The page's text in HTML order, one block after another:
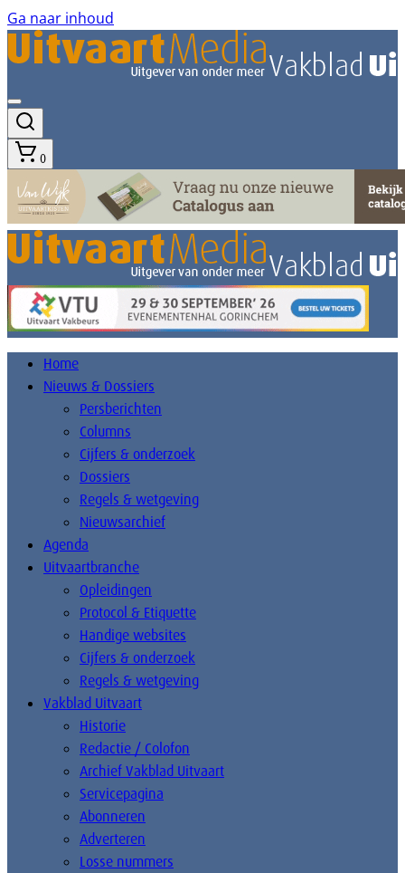
Ga naar inhoud
0
Home
Nieuws & Dossiers
Persberichten
Columns
Cijfers & onderzoek
Dossiers
Regels & wetgeving
Nieuwsarchief
Agenda
Uitvaartbranche
Opleidingen
Protocol & Etiquette
Handige websites
Cijfers & onderzoek
Regels & wetgeving
Vakblad Uitvaart
Historie
Redactie / Colofon
Archief Vakblad Uitvaart
Servicepagina
Abonneren
Adverteren
Losse nummers